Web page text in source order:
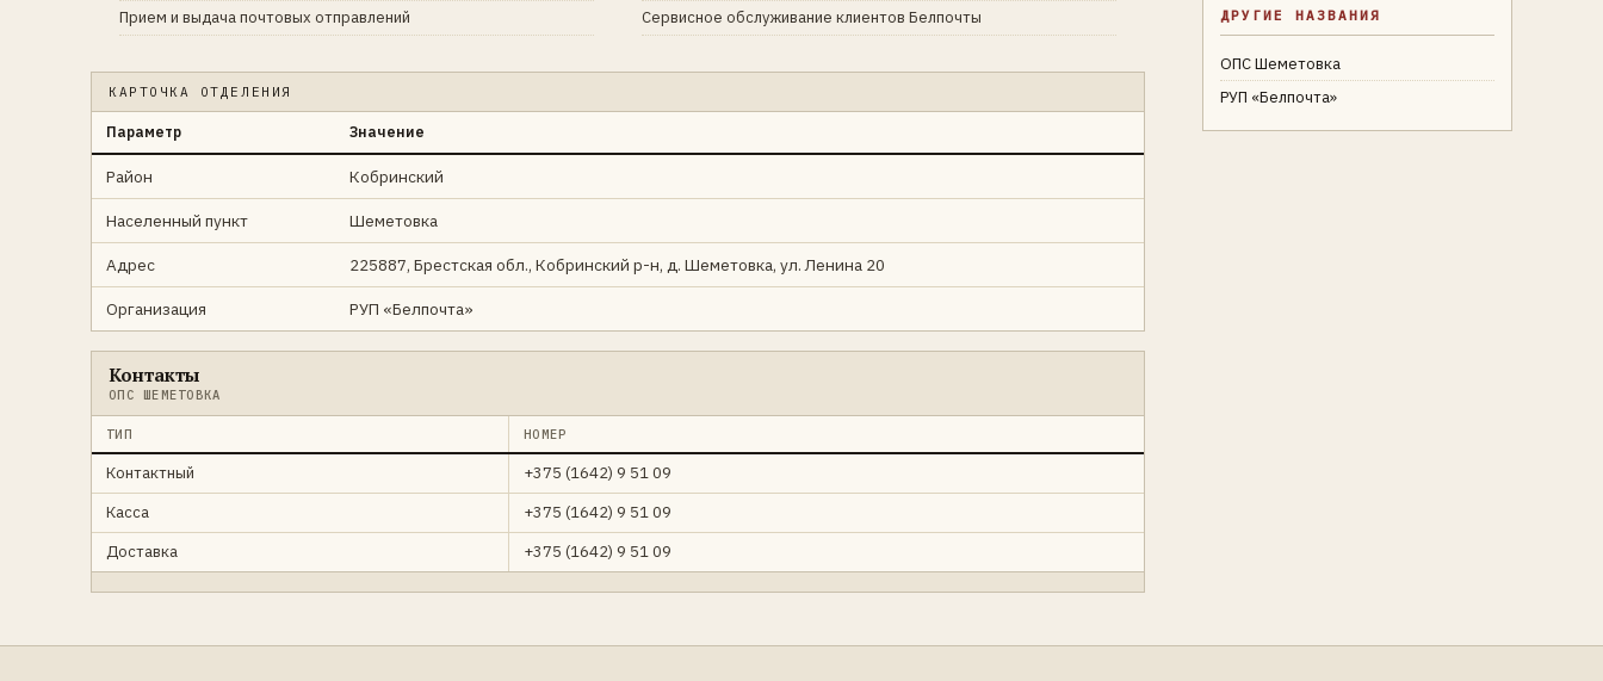
Прием и выдача почтовых отправлений
Сервисное обслуживание клиентов Белпочты
КАРТОЧКА ОТДЕЛЕНИЯ
Параметр Значение
Район Кобринский
Населенный пункт Шеметовка
Адрес 225887, Брестская обл., Кобринский р-н, д. Шеметовка, ул. Ленина 20
Организация РУП «Белпочта»
Контакты
ОПС ШЕМЕТОВКА
ТИП НОМЕР
Контактный
+375 (1642) 9 51 09
Касса
+375 (1642) 9 51 09
Доставка
+375 (1642) 9 51 09
ДРУГИЕ НАЗВАНИЯ
ОПС Шеметовка
РУП «Белпочта»